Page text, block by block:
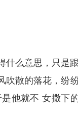
什么意思，只是跟
吹散的落花，纷
他就不 女撒下